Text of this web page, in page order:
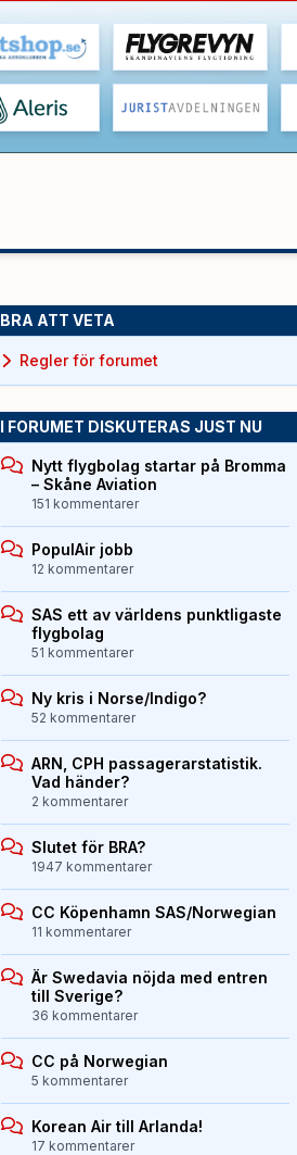
BRA ATT VETA
Regler för forumet
I FORUMET DISKUTERAS JUST NU
Nytt flygbolag startar på Bromma
– Skåne Aviation
151 kommentarer
PopulAir jobb
12 kommentarer
SAS ett av världens punktligaste
flygbolag
51 kommentarer
Ny kris i Norse/Indigo?
52 kommentarer
ARN, CPH passagerarstatistik.
Vad händer?
2 kommentarer
Slutet för BRA?
1947 kommentarer
CC Köpenhamn SAS/Norwegian
11 kommentarer
Är Swedavia nöjda med entren
till Sverige?
36 kommentarer
CC på Norwegian
5 kommentarer
Korean Air till Arlanda!
17 kommentarer